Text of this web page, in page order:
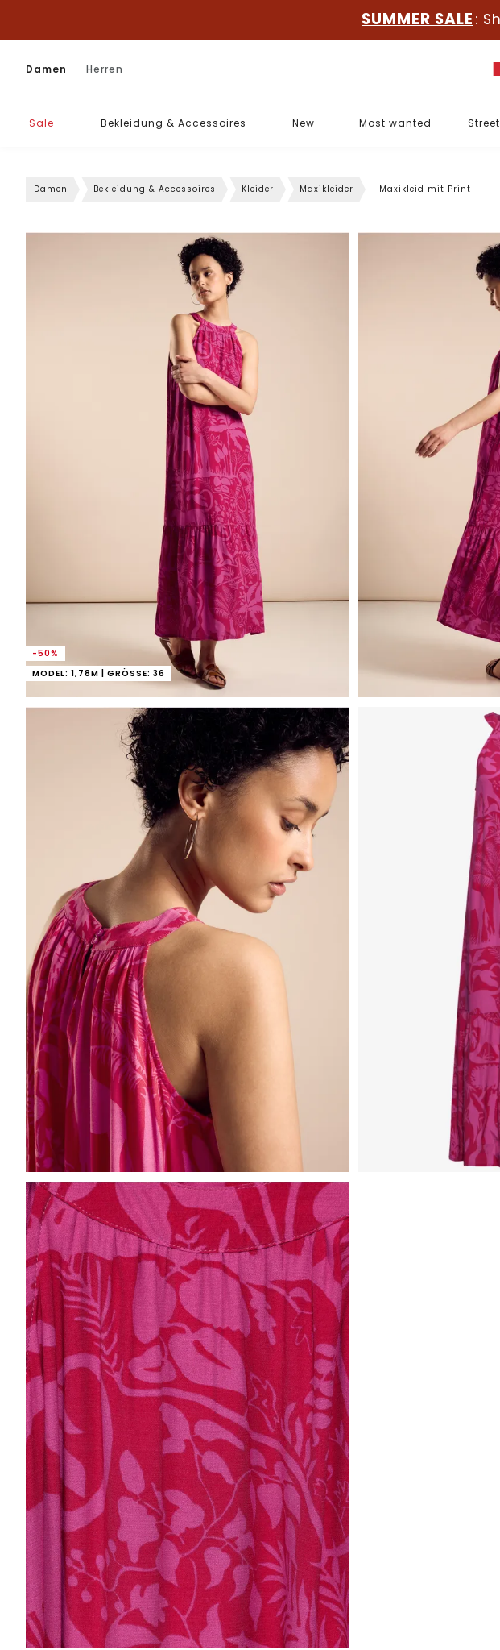
SUMMER SALE :
Damen Herren
Sale Bekleidung & Accessoires New Most wanted
Damen Bekleidung & Accessoires Kleider Maxikleider Maxikleid mit Print
-50%
MODEL: 1,78M | GRÖSSE: 36